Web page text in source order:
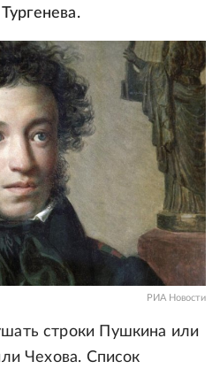
РИА Новости
строки Пушкина или
Чехова. Список